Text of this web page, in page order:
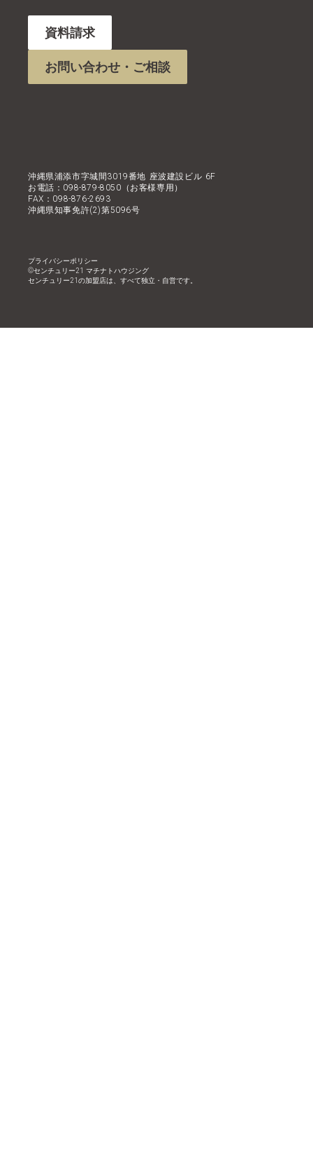
沖縄県浦添市字城間3019番地 座波建設ビル 6F
お電話：098-879-8050（お客様専用）
FAX：098-876-2693
沖縄県知事免許(2)第5096号
資料請求
お問い合わせ・ご相談
センチュリー21の加盟店は、すべて独立・自営です。
©︎センチュリー21 マチナトハウジング
プライバシーポリシー